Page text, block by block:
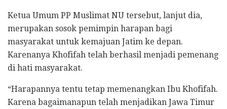
Ketua Umum PP Muslimat NU tersebut, lanjut dia,
merupakan sosok pemimpin harapan bagi
masyarakat untuk kemajuan Jatim ke depan.
Karenanya Khofifah telah berhasil menjadi pemenang
di hati masyarakat.
“Harapannya tentu tetap memenangkan Ibu Khofifah.
Karena bagaimanapun telah menjadikan Jawa Timur